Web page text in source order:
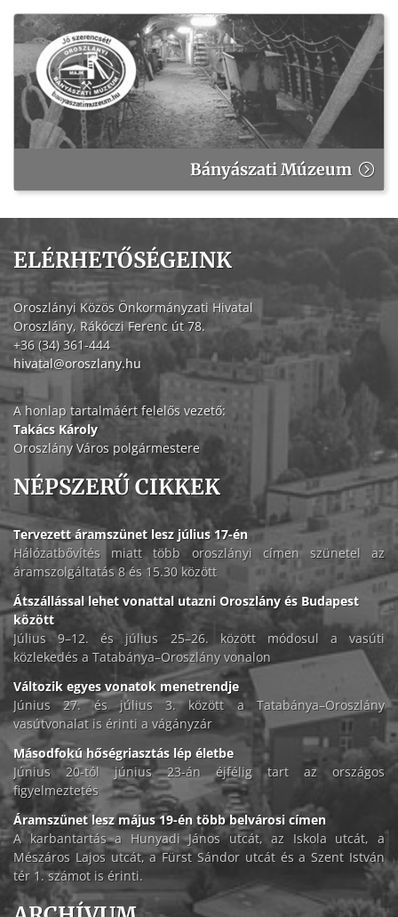
Bányászati Múzeum
ELÉRHETŐSÉGEINK
Oroszlányi Közös Önkormányzati Hivatal
Oroszlány, Rákóczi Ferenc út 78.
+36 (34) 361-444
hivatal@oroszlany.hu
A honlap tartalmáért felelős vezető:
Takács Károly
Oroszlány Város polgármestere
NÉPSZERŰ CIKKEK
Tervezett áramszünet lesz július 17-én
Hálózatbővítés miatt több oroszlányi címen szünetel az
áramszolgáltatás 8 és 15.30 között
Átszállással lehet vonattal utazni Oroszlány és Budapest
között
Július 9–12. és július 25–26. között módosul a vasúti
közlekedés a Tatabánya–Oroszlány vonalon
Változik egyes vonatok menetrendje
Június 27. és július 3. között a Tatabánya–Oroszlány
vasútvonalat is érinti a vágányzár
Másodfokú hőségriasztás lép életbe
Június 20-tól június 23-án éjfélig tart az országos
figyelmeztetés
Áramszünet lesz május 19-én több belvárosi címen
A karbantartás a Hunyadi János utcát, az Iskola utcát, a
Mészáros Lajos utcát, a Fürst Sándor utcát és a Szent István
tér 1. számot is érinti.